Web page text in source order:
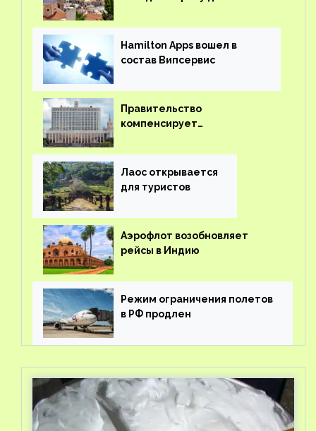
Hamilton Apps вошел в
состав Випсервис
Правительство
компенсирует
вывоз россиян из-за рубежа
Лаос открывается
для туристов
Аэрофлот возобновляет
рейсы в Индию
Режим ограничения полетов
в РФ продлен